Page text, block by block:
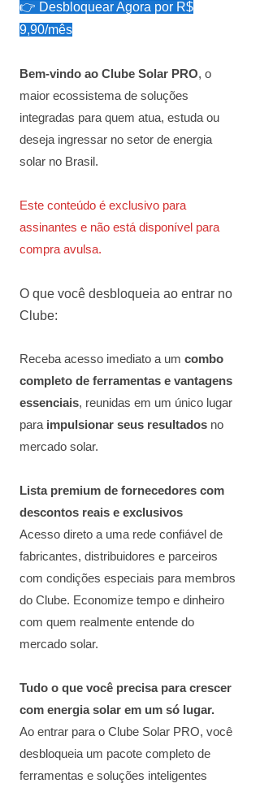
👉 Desbloquear Agora por R$
9,90/mês
Bem-vindo ao Clube Solar PRO, o
maior ecossistema de soluções
integradas para quem atua, estuda ou
deseja ingressar no setor de energia
solar no Brasil.
Este conteúdo é exclusivo para
assinantes e não está disponível para
compra avulsa.
O que você desbloqueia ao entrar no
Clube:
Receba acesso imediato a um combo
completo de ferramentas e vantagens
essenciais, reunidas em um único lugar
para impulsionar seus resultados no
mercado solar.
Lista premium de fornecedores com
descontos reais e exclusivos
Acesso direto a uma rede confiável de
fabricantes, distribuidores e parceiros
com condições especiais para membros
do Clube. Economize tempo e dinheiro
com quem realmente entende do
mercado solar.
Tudo o que você precisa para crescer
com energia solar em um só lugar.
Ao entrar para o Clube Solar PRO, você
desbloqueia um pacote completo de
ferramentas e soluções inteligentes